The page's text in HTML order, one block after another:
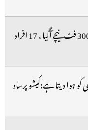
ایئر انڈیا کا طیارہ ہوا میں اچانک 300 فٹ نیچے آگیا ، 17 افراد
ہوا دیتا ہے:کیشو پرساد